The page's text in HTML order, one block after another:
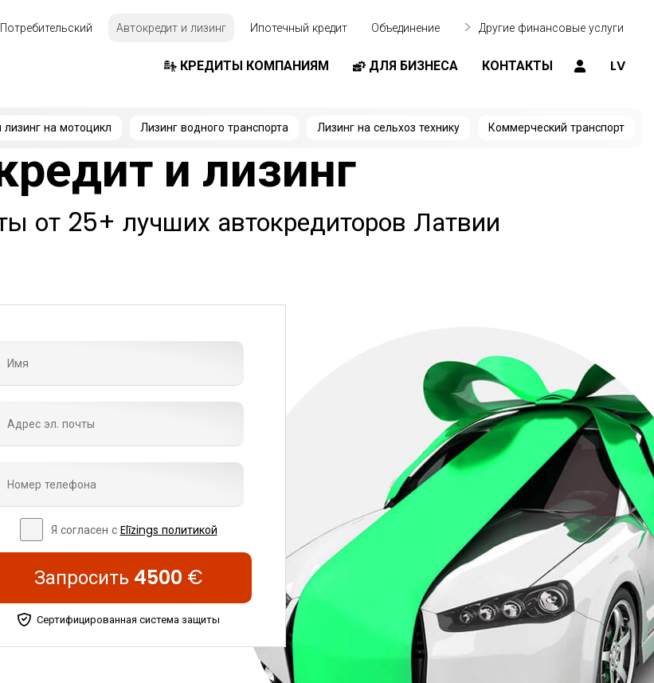
Потребительский Автокредит и лизинг Ипотечный кредит Объединение Другие финансовые услуги
LV
КРЕДИТЫ КОМПАНИЯМ ДЛЯ БИЗНЕСА КОНТАКТЫ
на мотоцикл Лизинг водного транспорта Лизинг на сельхоз технику Коммерческий транспорт
и лизинг
от 25+ лучших автокредиторов Латвии
Я согласен с Elīzings политикой
Запросить 4500 €
Сертифицированная система защиты